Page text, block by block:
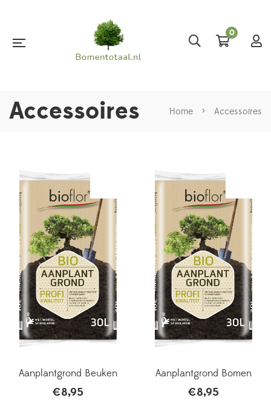
0
Accessoires Home > Accessoires
Aanplantgrond Beuken
€8,95
Aanplantgrond Bomen
€8,95